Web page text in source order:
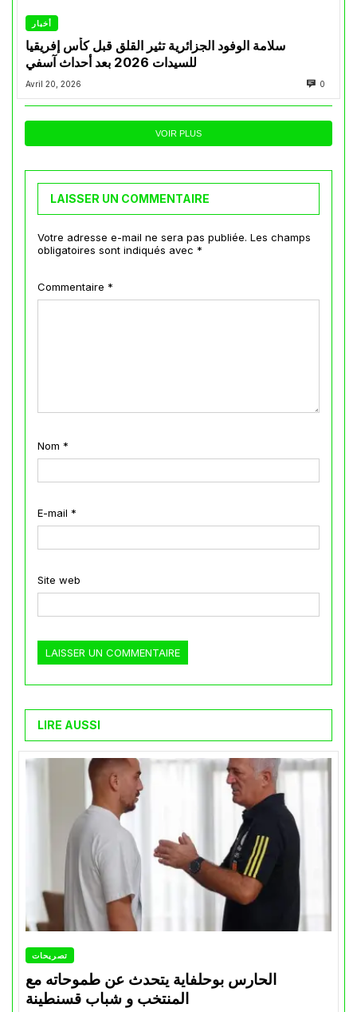
أخبار
سلامة الوفود الجزائرية تثير القلق قبل كأس إفريقيا
للسيدات 2026 بعد أحداث آسفي
Avril 20, 2026 0
VOIR PLUS
LAISSER UN COMMENTAIRE
Votre adresse e-mail ne sera pas publiée. Les champs
obligatoires sont indiqués avec *
Commentaire *
Nom *
E-mail *
Site web
LIRE AUSSI
تصريحات
الحارس بوحلفاية يتحدث عن طموحاته مع
المنتخب و شباب قسنطينة